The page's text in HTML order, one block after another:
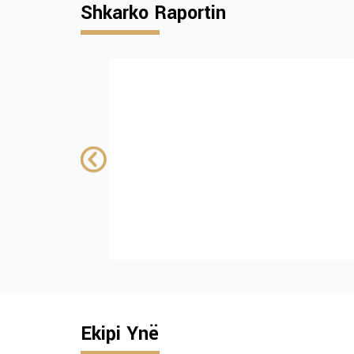
Shkarko Raportin
Ekipi Ynë